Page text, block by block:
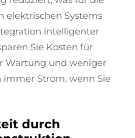
elektrischen Systems
intelligenter
Sie Kosten für
Wartung und weniger
Strom, wenn Sie
durch